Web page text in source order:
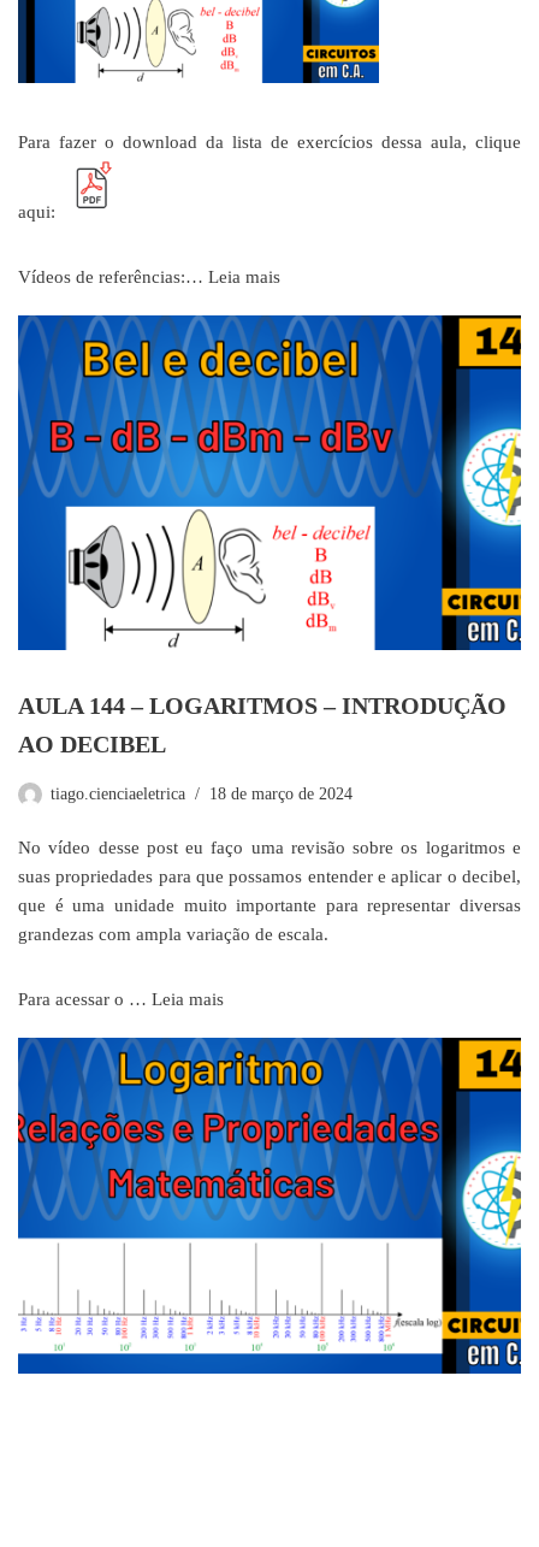
Para fazer o download da lista de exercícios dessa aula, clique
aqui:
Vídeos de referências:… Leia mais
AULA 144 – LOGARITMOS – INTRODUÇÃO
AO DECIBEL
tiago.cienciaeletrica 18 de março de 2024
No vídeo desse post eu faço uma revisão sobre os logaritmos e
suas propriedades para que possamos entender e aplicar o decibel,
que é uma unidade muito importante para representar diversas
grandezas com ampla variação de escala.
Para acessar o … Leia mais